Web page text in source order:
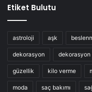
Etiket Bulutu
astroloji aşk
dekorasyon dekorasyon
güzellik kilo verme
moda saç bakımı